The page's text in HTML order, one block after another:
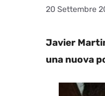
20 Settembre
Javier
una nuova